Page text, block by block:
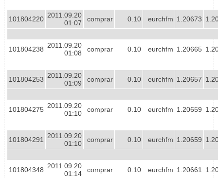
101804220 2011.09.20
01:07
comprar 0.10 eurchfm 1.20673
101804238 2011.09.20
01:08
comprar 0.10 eurchfm 1.20665
101804253 2011.09.20
01:09
comprar 0.10 eurchfm 1.20657
101804275 2011.09.20
01:10
comprar 0.10 eurchfm 1.20659
101804291
2011.09.20
01:10
comprar 0.10 eurchfm 1.20659
101804348 2011.09.20
01:14
comprar 0.10 eurchfm 1.20661